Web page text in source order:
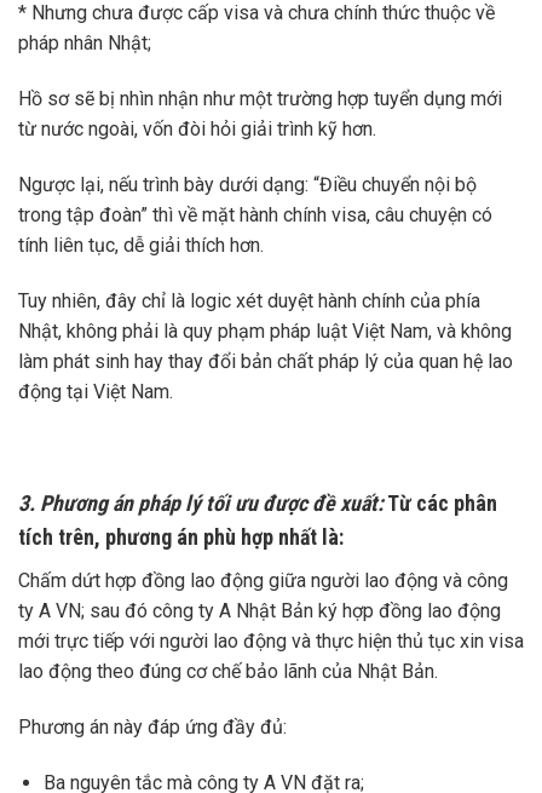
* Nhưng chưa được cấp visa và chưa chính thức thuộc về
pháp nhân Nhật;
Hồ sơ sẽ bị nhìn nhận như một trường hợp tuyển dụng mới
từ nước ngoài, vốn đòi hỏi giải trình kỹ hơn.
Ngược lại, nếu trình bày dưới dạng: “Điều chuyển nội bộ
trong tập đoàn” thì về mặt hành chính visa, câu chuyện có
tính liên tục, dễ giải thích hơn.
Tuy nhiên, đây chỉ là logic xét duyệt hành chính của phía
Nhật, không phải là quy phạm pháp luật Việt Nam, và không
làm phát sinh hay thay đổi bản chất pháp lý của quan hệ lao
động tại Việt Nam.
3. Phương án pháp lý tối ưu được đề xuất:Từ các phân
tích trên, phương án phù hợp nhất là:
Chấm dứt hợp đồng lao động giữa người lao động và công
ty A VN; sau đó công ty A Nhật Bản ký hợp đồng lao động
mới trực tiếp với người lao động và thực hiện thủ tục xin visa
lao động theo đúng cơ chế bảo lãnh của Nhật Bản.
Phương án này đáp ứng đầy đủ:
Ba nguyên tắc mà công ty A VN đặt ra;